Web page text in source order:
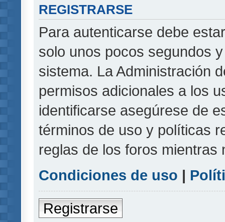
REGISTRARSE
Para autenticarse debe
solo unos pocos segundos
sistema. La Administración
permisos adicionales a los
identificarse asegúrese de
términos de uso y políticas
reglas de los foros mientras
Condiciones de uso |
Registrarse